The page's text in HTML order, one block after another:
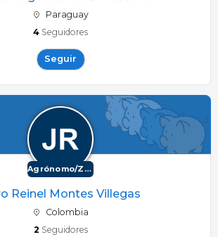
Paraguay
4 Seguidores
Seguir
Agrónomo/Zootécnico
Reinel Montes Villegas
Colombia
2 Seguidores